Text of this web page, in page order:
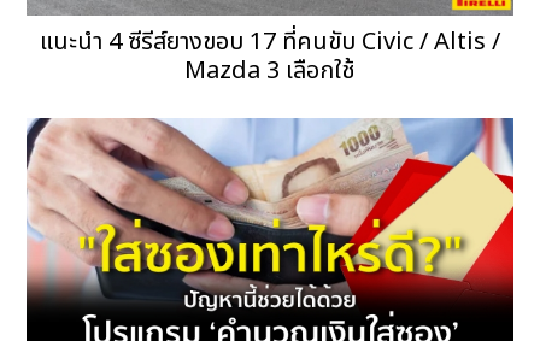
แนะนำ 4 ซีรีส์ยางขอบ 17 ที่คนขับ Civic / Altis /
Mazda 3 เลือกใช้